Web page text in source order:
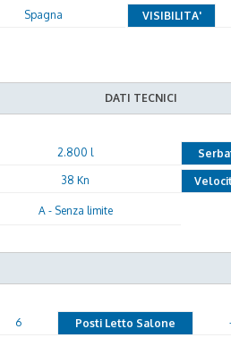
Spagna VISIBILITA'
DATI TECNICI
2.800 l
38 Kn
A - Senza limite
6 Posti Letto Salone